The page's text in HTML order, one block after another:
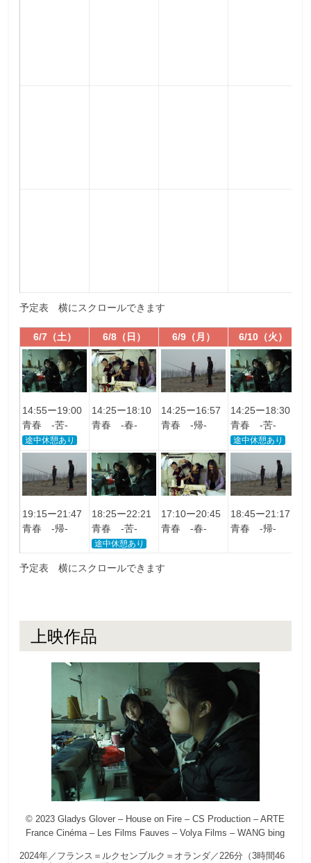
予定表 横にスクロールできます
6/7（土） 6/8（日） 6/9（月） 6/10（火）
14:55ー19:00
青春 -苦-
途中休憩あり
14:25ー18:10
青春 -春-
14:25ー16:57
青春 -帰-
14:25ー18:30
青春 -苦-
途中休憩あり
19:15ー21:47
青春 -帰-
18:25ー22:21
青春 -苦-
途中休憩あり
17:10ー20:45
青春 -春-
18:45ー21:17
青春 -帰-
予定表 横にスクロールできます
上映作品
© 2023 Gladys Glover – House on Fire – CS Production – ARTE
France Cinéma – Les Films Fauves – Volya Films – WANG bing
2024年／フランス＝ルクセンブルク＝オランダ／226分（3時間46